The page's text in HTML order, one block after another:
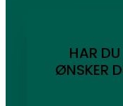
HAR
ØNSKER